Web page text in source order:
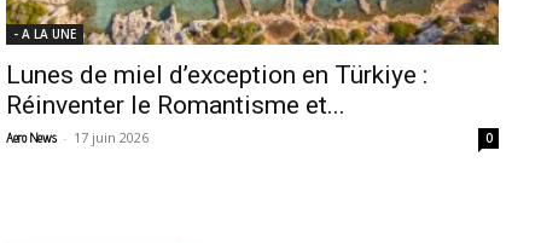
- A LA UNE
Lunes de miel d’exception en Türkiye :
Réinventer le Romantisme et...
Aero News - 17 juin 2026 0